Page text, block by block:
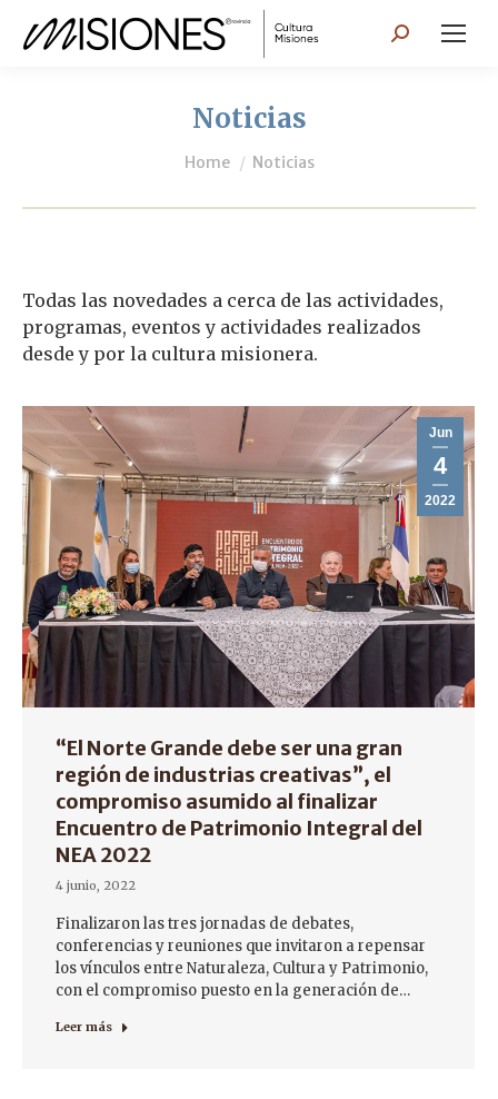
Search:
Noticias
You are here:
Home Noticias
Todas las novedades a cerca de las actividades,
programas, eventos y actividades realizados
desde y por la cultura misionera.
Jun
4
2022
“El Norte Grande debe ser una gran
región de industrias creativas”, el
compromiso asumido al finalizar
Encuentro de Patrimonio Integral del
NEA 2022
4 junio, 2022
Finalizaron las tres jornadas de debates,
conferencias y reuniones que invitaron a repensar
los vínculos entre Naturaleza, Cultura y Patrimonio,
con el compromiso puesto en la generación de…
Leer más